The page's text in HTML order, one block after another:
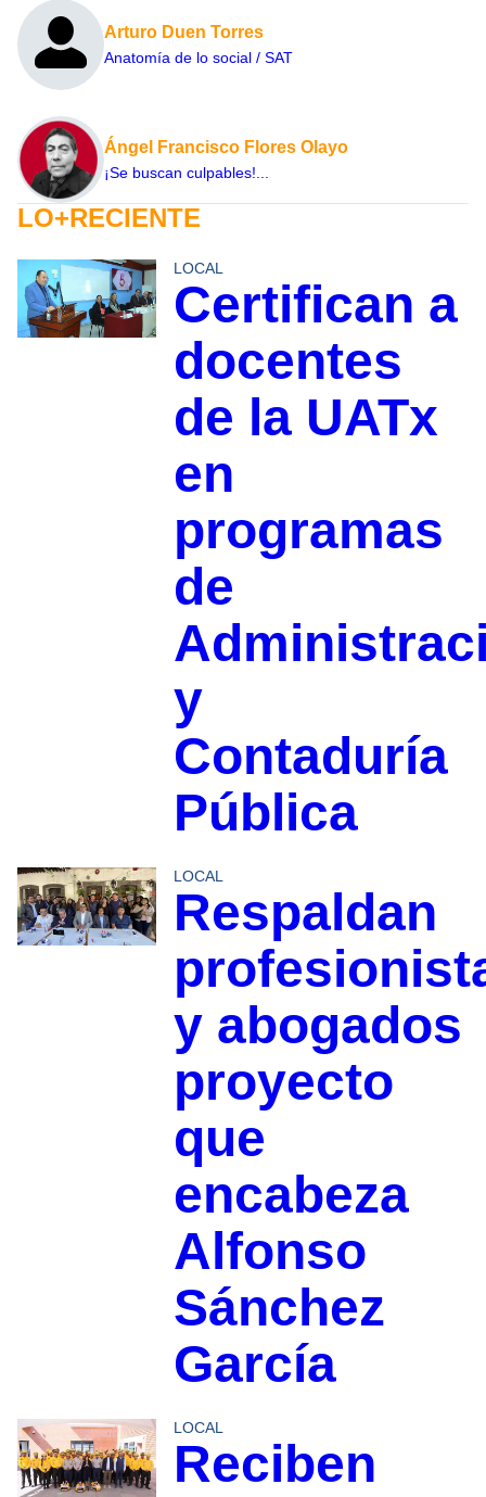
Arturo Duen Torres
Anatomía de lo social / SAT
Ángel Francisco Flores Olayo
¡Se buscan culpables!...
LO+RECIENTE
LOCAL
Certifican a
docentes
de la UATx
en
programas
de
y
Contaduría
Pública
LOCAL
Respaldan
y abogados
proyecto
que
encabeza
Alfonso
Sánchez
García
LOCAL
Reciben